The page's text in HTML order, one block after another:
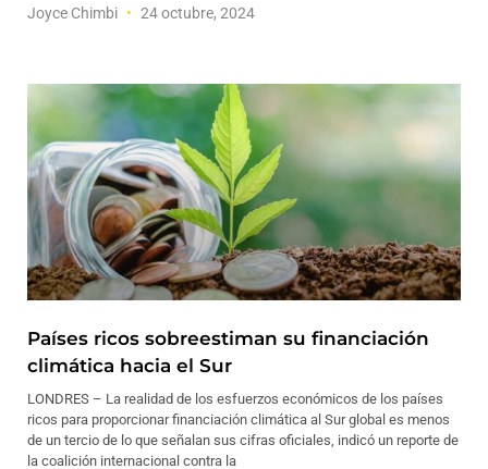
Joyce Chimbi 24 octubre, 2024
Países ricos sobreestiman su financiación
climática hacia el Sur
LONDRES – La realidad de los esfuerzos económicos de los países
ricos para proporcionar financiación climática al Sur global es menos
de un tercio de lo que señalan sus cifras oficiales, indicó un reporte de
la coalición internacional contra la